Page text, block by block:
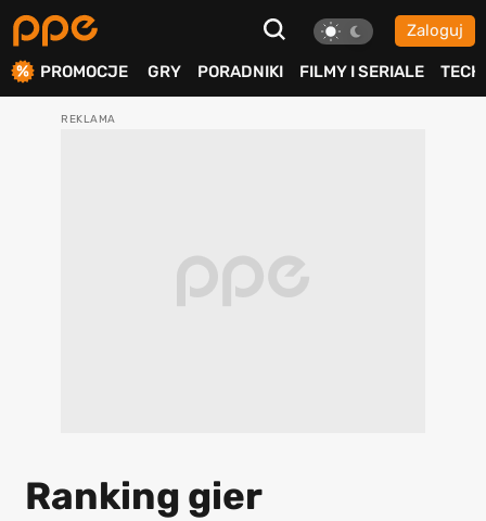
Zaloguj
PROMOCJE GRY PORADNIKI FILMY I SERIALE TECH
Ranking gier